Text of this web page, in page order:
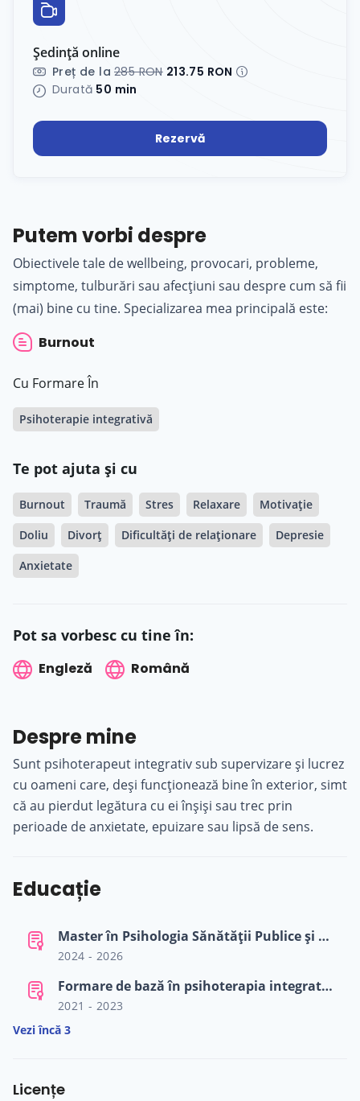
Ședință online
Preț de la 285 RON 213.75 RON
Durată 50 min
Rezervă
Putem vorbi despre
Obiectivele tale de wellbeing, provocari, probleme,
simptome, tulburări sau afecțiuni sau despre cum să fii
(mai) bine cu tine. Specializarea mea principală este:
Burnout
Cu Formare În
Psihoterapie integrativă
Te pot ajuta și cu
Burnout Traumă Stres Relaxare
Motivație
Doliu
Divorț Dificultăți de relaționare
Depresie
Anxietate
Pot sa vorbesc cu tine în:
Engleză Română
Despre mine
Sunt psihoterapeut integrativ sub supervizare și lucrez
cu oameni care, deși funcționează bine în exterior, simt
că au pierdut legătura cu ei înșiși sau trec prin
perioade de anxietate, epuizare sau lipsă de sens.
Educație
Master în Psihologia Sănătății Publice și Clinice - "Universitatea Babeș-Bolyai" Cluj-Napoca
2024 - 2026
Formare de bază în psihoterapia integrativă - Asociația Română de Psihoterapie Integrativă
2021 - 2023
Vezi încă 3
Licențe